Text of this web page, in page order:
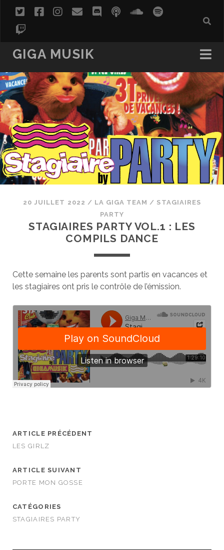
twitterfacebookinstagram
emaildiscordpodcastsoundcloud
spotify
twitch
GIGA MUSIK
20 JUILLET 2022 / LA GIGA TEAM / STAGIAIRES
PARTY
STAGIAIRES PARTY VOL.1 : LES
COMPILS DANCE
Cette semaine les parents sont partis en vacances et
les stagiaires ont pris le contrôle de l’émission.
ARTICLE PRÉCÉDENT
LES GIRLZ
ARTICLE SUIVANT
PORTE MON GOSSE
CATÉGORIES
STAGIAIRES PARTY